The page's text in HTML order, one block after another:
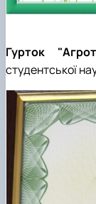
Гурток
студентської